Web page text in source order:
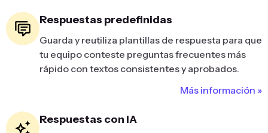
Respuestas predefinidas
Guarda y reutiliza plantillas de respuesta para que
tu equipo conteste preguntas frecuentes más
rápido con textos consistentes y aprobados.
Más información »
Respuestas con IA